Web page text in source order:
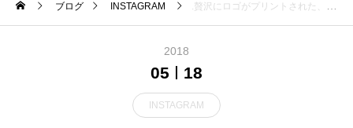
ブログ INSTAGRAM .贅沢にロゴがプリントされた、グラミチのロゴTee。ブランドの象徴であるランニングマンが見る人の目を惹きます。パンツのイメージが強いグラミチですが、敢えてTシャツを攻めてみてはいかがでしょうか.#gramicci #グラミチ#tshirt#haus#haus_matsue#hausmatsue #松江カフェ #島根カフェ#松江 #島根 #山陰
2018
05 18
INSTAGRAM